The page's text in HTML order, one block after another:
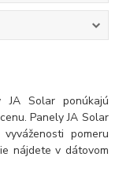
JA Solar ponúkajú
Panely JA Solar
pomeru
nájdete v dátovom